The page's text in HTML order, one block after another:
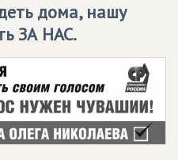
дома, нашу
ЗА НАС.